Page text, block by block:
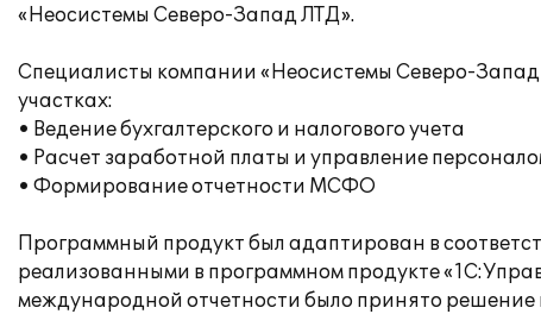
«Неосистемы Северо-Запад ЛТД».
Специалисты компании «Неосистемы Северо-Запад
участках:
• Ведение бухгалтерского и налогового учета
• Расчет заработной платы и управление
• Формирование отчетности МСФО
Программный продукт был адаптирован в
реализованными в программном продукте
международной отчетности было принято